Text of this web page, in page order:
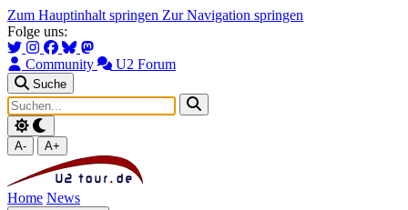
Zum Hauptinhalt springen Zur Navigation springen
Folge uns:
Community U2 Forum
Suche
A- A+
Home News